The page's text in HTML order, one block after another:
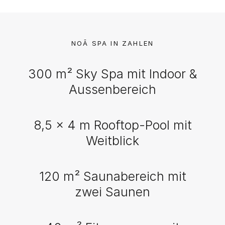
NOĀ SPA IN ZAHLEN
300 m² Sky Spa mit Indoor &
Aussenbereich
8,5 × 4 m Rooftop-Pool mit
Weitblick
120 m² Saunabereich mit
zwei Saunen